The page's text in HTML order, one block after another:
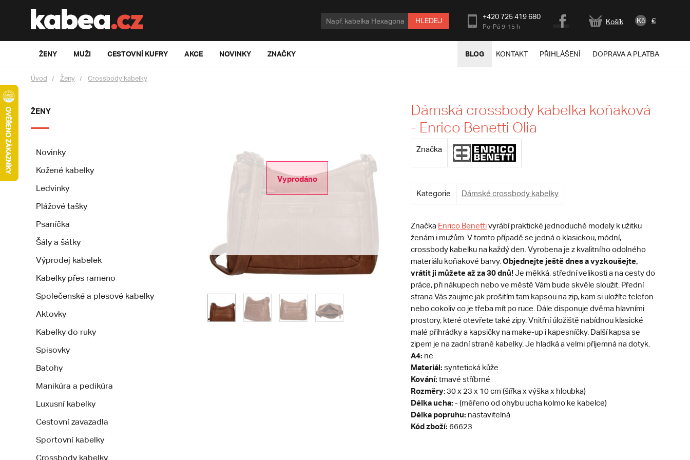
HLEDEJ +420 725 419 680
Po-Pá 9-15 h
Košík Kč €
ŽENY MUŽI CESTOVNÍ KUFRY AKCE NOVINKY ZNAČKY BLOG KONTAKT PŘIHLÁŠENÍ DOPRAVA A PLATBA
Úvod Ženy Crossbody kabelky
ŽENY
Novinky
Kožené kabelky
Ledvinky
Plážové tašky
Psaníčka
Šály a šátky
Výprodej kabelek
Kabelky přes rameno
Společenské a plesové kabelky
Aktovky
Kabelky do ruky
Spisovky
Batohy
Manikúra a pedikúra
Luxusní kabelky
Cestovní zavazadla
Sportovní kabelky
Crossbody kabelky
Vyprodáno
Dámská crossbody kabelka koňaková
- Enrico Benetti Olia
Značka
Kategorie Dámské crossbody kabelky
Značka Enrico Benettivyrábí praktické jednoduché modely k užitku
ženám i mužům. V tomto případě se jedná o klasickou, módní,
crossbody kabelku na každý den. Vyrobena je z kvalitního odolného
materiálu koňakové barvy. Objednejte ještě dnes a vyzkoušejte,
vrátit ji můžete až za 30 dnů!Je měkká, střední velikosti a na cesty do
práce, při nákupech nebo ve městě Vám bude skvěle sloužit. Přední
strana Vás zaujme jak prošitím tam kapsou na zip, kam si uložíte telefon
nebo cokoliv co je třeba mít po ruce. Dále disponuje dvěma hlavními
prostory, které otevřete také zipy. Vnitřní úložiště nabídnou klasické
malé přihrádky a kapsičky na make-up i kapesníčky. Další kapsa se
zipem je na zadní straně kabelky. Je hladká a velmi příjemná na dotyk.
A4: ne
Materiál: syntetická kůže
Kování: tmavé stříbrné
Rozměry: 30 x 23 x 10 cm (šířka x výška x hloubka)
Délka ucha: - (měřeno od ohybu ucha kolmo ke kabelce)
Délka popruhu: nastavitelná
Kód zboží: 66623